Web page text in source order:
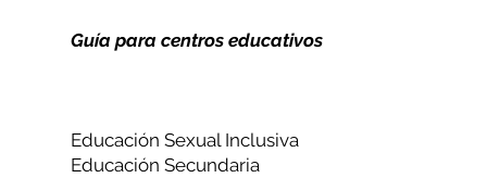
Guía para centros educativos
Educación Sexual Inclusiva
Educación Secundaria